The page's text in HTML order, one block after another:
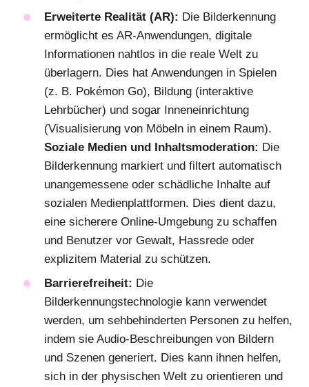
Erweiterte Realität (AR): Die Bilderkennung
ermöglicht es AR-Anwendungen, digitale
Informationen nahtlos in die reale Welt zu
überlagern. Dies hat Anwendungen in Spielen
(z. B. Pokémon Go), Bildung (interaktive
Lehrbücher) und sogar Inneneinrichtung
(Visualisierung von Möbeln in einem Raum).
Soziale Medien und Inhaltsmoderation: Die
Bilderkennung markiert und filtert automatisch
unangemessene oder schädliche Inhalte auf
sozialen Medienplattformen. Dies dient dazu,
eine sicherere Online-Umgebung zu schaffen
und Benutzer vor Gewalt, Hassrede oder
explizitem Material zu schützen.
Barrierefreiheit: Die
Bilderkennungstechnologie kann verwendet
werden, um sehbehinderten Personen zu helfen,
indem sie Audio-Beschreibungen von Bildern
und Szenen generiert. Dies kann ihnen helfen,
sich in der physischen Welt zu orientieren und